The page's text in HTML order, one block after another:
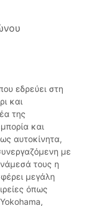
εδρεύει στη
και
της
και
αυτοκίνητα,
με
τους η
μεγάλη
όπως